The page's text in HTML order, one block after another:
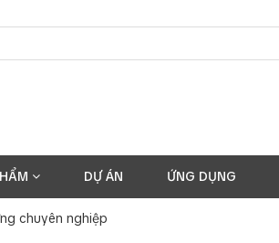
DỰ ÁN ỨNG DỤNG
chuyên nghiệp